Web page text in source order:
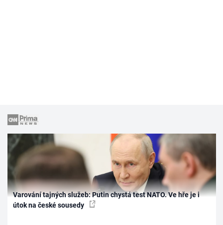
Varování tajných služeb: Putin chystá test NATO. Ve hře je i
útok na české sousedy